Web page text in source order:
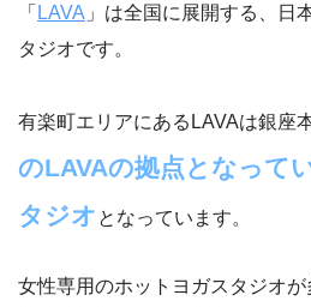
「 LAVA 」は全国に展開する、日
タジオです。
有楽町エリアにあるLAVAは銀座
のLAVAの拠点となって
タジオ となっています。
女性専用のホットヨガスタジオ